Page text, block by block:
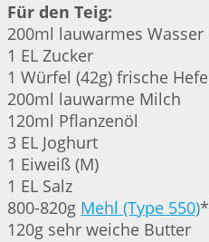
Für den Teig:
200ml lauwarmes Wasser
1 EL Zucker
1 Würfel (42g) frische Hefe
200ml lauwarme Milch
120ml Pflanzenöl
3 EL Joghurt
1 Eiweiß (M)
1 EL Salz
800-820g Mehl (Type 550)*
120g sehr weiche Butter